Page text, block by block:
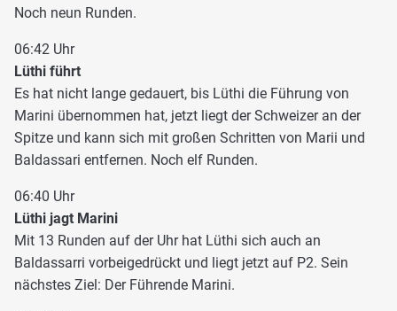
Noch neun Runden.
06:42 Uhr
Lüthi führt
Es hat nicht lange gedauert, bis Lüthi die Führung von
Marini übernommen hat, jetzt liegt der Schweizer an der
Spitze und kann sich mit großen Schritten von Marii und
Baldassari entfernen. Noch elf Runden.
06:40 Uhr
Lüthi jagt Marini
Mit 13 Runden auf der Uhr hat Lüthi sich auch an
Baldassarri vorbeigedrückt und liegt jetzt auf P2. Sein
nächstes Ziel: Der Führende Marini.